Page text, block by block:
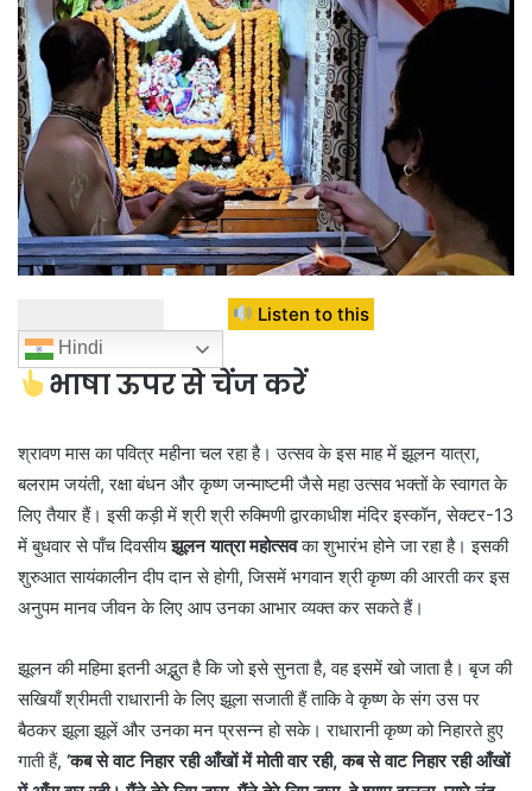
Listen to this
Hindi
भाषा ऊपर से चेंज करें
श्रावण मास का पवित्र महीना चल रहा है। उत्सव के इस माह में झूलन यात्रा,
बलराम जयंती, रक्षा बंधन और कृष्ण जन्माष्टमी जैसे महा उत्सव भक्तों के स्वागत के
लिए तैयार हैं। इसी कड़ी में श्री श्री रुक्मिणी द्वारकाधीश मंदिर इस्कॉन, सेक्टर-13
में बुधवार से पाँच दिवसीयझूलन यात्रा महोत्सवका शुभारंभ होने जा रहा है। इसकी
शुरुआत सायंकालीन दीप दान से होगी, जिसमें भगवान श्री कृष्ण की आरती कर इस
अनुपम मानव जीवन के लिए आप उनका आभार व्यक्त कर सकते हैं।
झूलन की महिमा इतनी अद्भुत है कि जो इसे सुनता है, वह इसमें खो जाता है। बृज की
सखियाँ श्रीमती राधारानी के लिए झूला सजाती हैं ताकि वे कृष्ण के संग उस पर
बैठकर झूला झूलें और उनका मन प्रसन्न हो सके। राधारानी कृष्ण को निहारते हुए
गाती हैं, ‘कब से वाट निहार रही आँखों में मोती वार रही, कब से वाट निहार रही आँखों